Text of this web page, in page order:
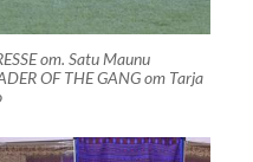
om. Satu Maunu
OF THE GANG om Tarja